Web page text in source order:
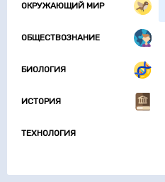
ОКРУЖАЮЩИЙ МИР
ОБЩЕСТВОЗНАНИЕ
БИОЛОГИЯ
ИСТОРИЯ
ТЕХНОЛОГИЯ